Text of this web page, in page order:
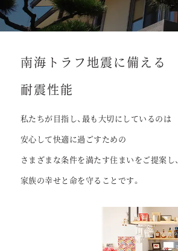
南海トラフ地震に備える
耐震性能
私たちが目指し、最も大切にしているのは
安心して快適に過ごすための
さまざまな条件を満たす住まいをご提案し、
家族の幸せと命を守ることです。